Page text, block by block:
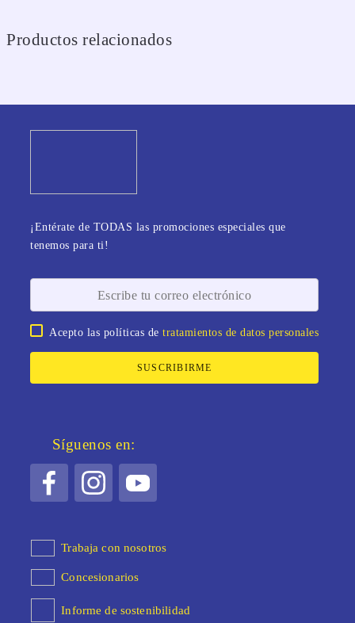
Productos relacionados
¡Entérate de TODAS las promociones especiales que
tenemos para ti!
Acepto las políticas detratamientos de datos personales
SUSCRIBIRME
Síguenos en:
Trabaja con nosotros
Concesionarios
Informe de sostenibilidad